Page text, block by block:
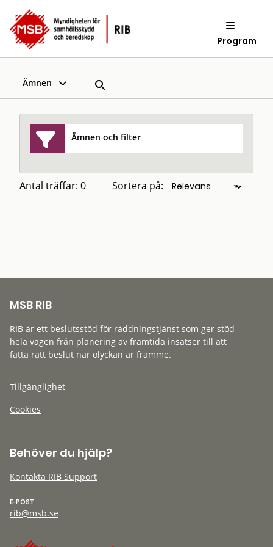
Program
Ämnen
Ämnen och filter
Antal träffar: 0 Sortera på:
MSB RIB
RIB är ett beslutsstöd för räddningstjänst som ger stöd
hela vägen från planering av framtida insatser till att
fatta rätt beslut när olyckan är framme.
Tillgänglighet
Cookies
Behöver du hjälp?
Kontakta RIB Support
E-POST
rib@msb.se